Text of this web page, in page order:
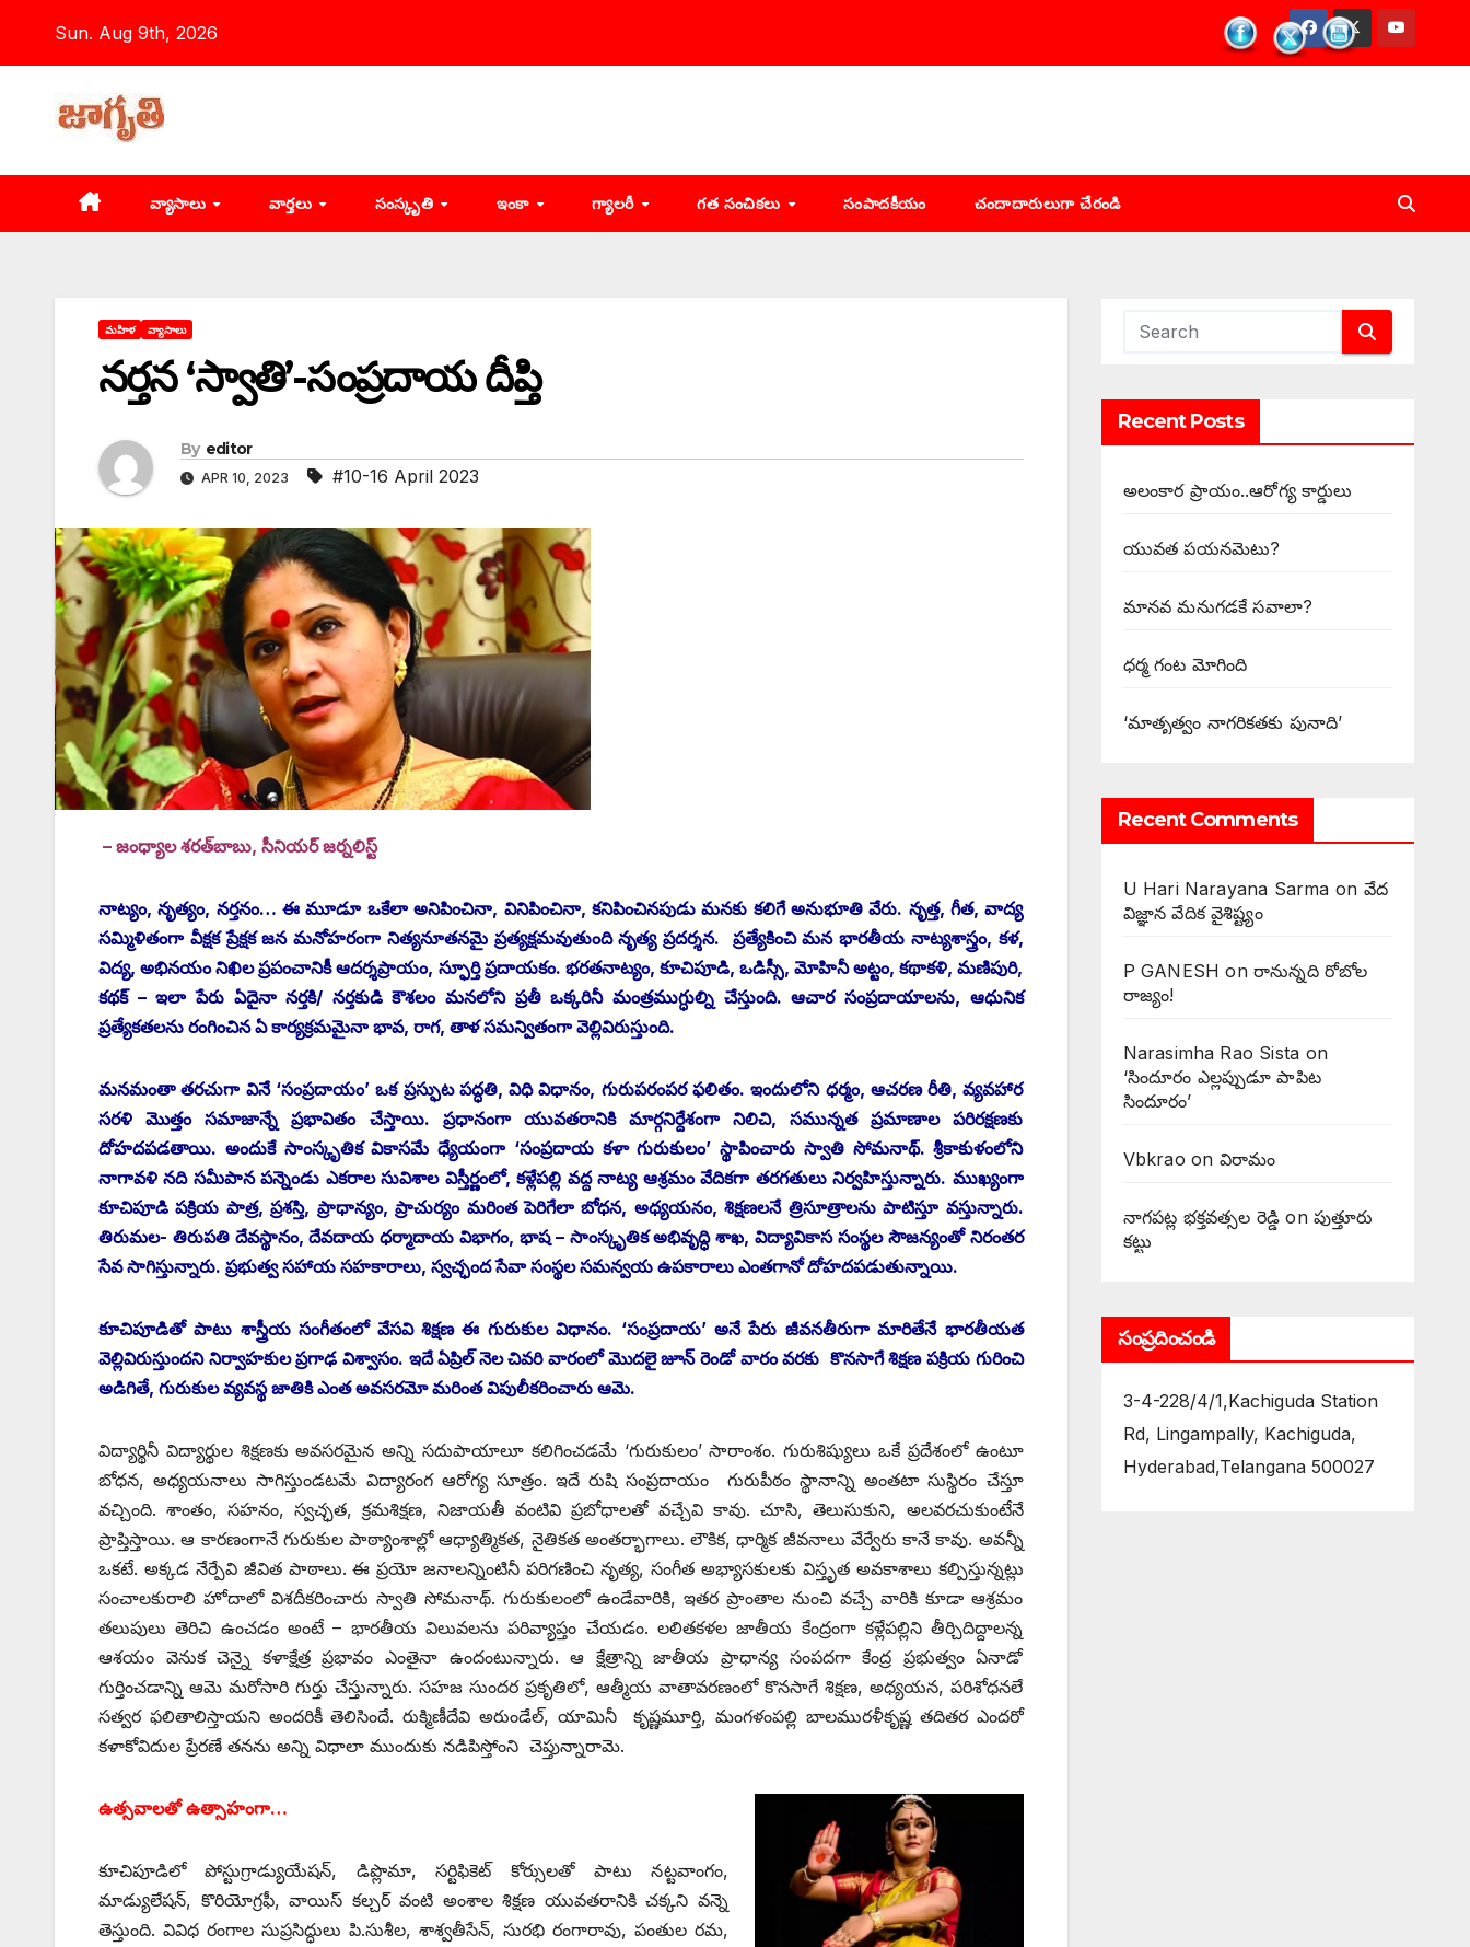
Sun. Aug 9th, 2026
వ్యాసాలు వార్తలు సంస్కృతి ఇంకా గ్యాలరీ గత సంచికలు సంపాదకీయం చందాదారులుగా చేరండి
మహిళ వ్యాసాలు
నర్తన ‘స్వాతి’-సంప్రదాయ దీప్తి
By editor
APR 10, 2023 #10-16 April 2023
– జంధ్యాల శరత్‌బాబు, సీనియర్‌ ‌జర్నలిస్ట్
నాట్యం, నృత్యం, నర్తనం… ఈ మూడూ ఒకేలా అనిపించినా, వినిపించినా, కనిపించినపుడు మనకు కలిగే అనుభూతి వేరు. నృత్త, గీత, వాద్య
సమ్మిళితంగా వీక్షక ప్రేక్షక జన మనోహరంగా నిత్యనూతనమై ప్రత్యక్షమవుతుంది నృత్య ప్రదర్శన. ప్రత్యేకించి మన భారతీయ నాట్యశాస్త్రం, కళ,
విద్య, అభినయం నిఖిల ప్రపంచానికీ ఆదర్శప్రాయం, స్ఫూర్తి ప్రదాయకం. భరతనాట్యం, కూచిపూడి, ఒడిస్సీ, మోహినీ అట్టం, కథాకళి, మణిపురి,
కథక్‌ – ఇలా పేరు ఏదైనా నర్తకి/ నర్తకుడి కౌశలం మనలోని ప్రతీ ఒక్కరినీ మంత్రముగ్ధుల్ని చేస్తుంది. ఆచార సంప్రదాయాలను, ఆధునిక
ప్రత్యేకతలను రంగించిన ఏ కార్యక్రమమైనా భావ, రాగ, తాళ సమన్వితంగా వెల్లివిరుస్తుంది.
మనమంతా తరచుగా వినే ‘సంప్రదాయం’ ఒక ప్రస్ఫుట పద్ధతి, విధి విధానం, గురుపరంపర ఫలితం. ఇందులోని ధర్మం, ఆచరణ రీతి, వ్యవహార
సరళి మొత్తం సమాజాన్నే ప్రభావితం చేస్తాయి. ప్రధానంగా యువతరానికి మార్గనిర్దేశంగా నిలిచి, సమున్నత ప్రమాణాల పరిరక్షణకు
దోహదపడతాయి. అందుకే సాంస్కృతిక వికాసమే ధ్యేయంగా ‘సంప్రదాయ కళా గురుకులం’ స్థాపించారు స్వాతి సోమనాథ్‌. శ్రీ‌కాకుళంలోని
నాగావళి నది సమీపాన పన్నెండు ఎకరాల సువిశాల విస్తీర్ణంలో, కళ్లేపల్లి వద్ద నాట్య ఆశ్రమం వేదికగా తరగతులు నిర్వహిస్తున్నారు. ముఖ్యంగా
కూచిపూడి పక్రియ పాత్ర, ప్రశస్తి, ప్రాధాన్యం, ప్రాచుర్యం మరింత పెరిగేలా బోధన, అధ్యయనం, శిక్షణలనే త్రిసూత్రాలను పాటిస్తూ వస్తున్నారు.
తిరుమల- తిరుపతి దేవస్థానం, దేవదాయ ధర్మాదాయ విభాగం, భాష – సాంస్కృతిక అభివృద్ధి శాఖ, విద్యావికాస సంస్థల సౌజన్యంతో నిరంతర
సేవ సాగిస్తున్నారు. ప్రభుత్వ సహాయ సహకారాలు, స్వచ్ఛంద సేవా సంస్థల సమన్వయ ఉపకారాలు ఎంతగానో దోహదపడుతున్నాయి.
కూచిపూడితో పాటు శాస్త్రీయ సంగీతంలో వేసవి శిక్షణ ఈ గురుకుల విధానం. ‘సంప్రదాయ’ అనే పేరు జీవనతీరుగా మారితేనే భారతీయత
వెల్లివిరుస్తుందని నిర్వాహకుల ప్రగాఢ విశ్వాసం. ఇదే ఏప్రిల్‌ ‌నెల చివరి వారంలో మొదలై జూన్‌ ‌రెండో వారం వరకు కొనసాగే శిక్షణ పక్రియ గురించి
అడిగితే, గురుకుల వ్యవస్థ జాతికి ఎంత అవసరమో మరింత విపులీకరించారు ఆమె.
విద్యార్థినీ విద్యార్థుల శిక్షణకు అవసరమైన అన్ని సదుపాయాలూ కలిగించడమే ‘గురుకులం’ సారాంశం. గురుశిష్యులు ఒకే ప్రదేశంలో ఉంటూ
బోధన, అధ్యయనాలు సాగిస్తుండటమే విద్యారంగ ఆరోగ్య సూత్రం. ఇదే రుషి సంప్రదాయం గురుపీఠం స్థానాన్ని అంతటా సుస్థిరం చేస్తూ
వచ్చింది. శాంతం, సహనం, స్వచ్ఛత, క్రమశిక్షణ, నిజాయతీ వంటివి ప్రబోధాలతో వచ్చేవి కావు. చూసి, తెలుసుకుని, అలవరచుకుంటేనే
ప్రాప్తిస్తాయి. ఆ కారణంగానే గురుకుల పాఠ్యాంశాల్లో ఆధ్యాత్మికత, నైతికత అంతర్భాగాలు. లౌకిక, ధార్మిక జీవనాలు వేర్వేరు కానే కావు. అవన్నీ
ఒకటే. అక్కడ నేర్పేవి జీవిత పాఠాలు. ఈ ప్రయో జనాలన్నింటినీ పరిగణించి నృత్య, సంగీత అభ్యాసకులకు విస్తృత అవకాశాలు కల్పిస్తున్నట్లు
సంచాలకురాలి హోదాలో విశదీకరించారు స్వాతి సోమనాథ్‌. ‌గురుకులంలో ఉండేవారికి, ఇతర ప్రాంతాల నుంచి వచ్చే వారికి కూడా ఆశ్రమం
తలుపులు తెరిచి ఉంచడం అంటే – భారతీయ విలువలను పరివ్యాప్తం చేయడం. లలితకళల జాతీయ కేంద్రంగా కళ్లేపల్లిని తీర్చిదిద్దాలన్న
ఆశయం వెనుక చెన్నై కళాక్షేత్ర ప్రభావం ఎంతైనా ఉందంటున్నారు. ఆ క్షేత్రాన్ని జాతీయ ప్రాధాన్య సంపదగా కేంద్ర ప్రభుత్వం ఏనాడో
గుర్తించడాన్ని ఆమె మరోసారి గుర్తు చేస్తున్నారు. సహజ సుందర ప్రకృతిలో, ఆత్మీయ వాతావరణంలో కొనసాగే శిక్షణ, అధ్యయన, పరిశోధనలే
సత్వర ఫలితాలిస్తాయని అందరికీ తెలిసిందే. రుక్మిణీదేవి అరుండేల్‌, ‌యామినీ కృష్ణమూర్తి, మంగళంపల్లి బాలమురళీకృష్ణ తదితర ఎందరో
కళాకోవిదుల ప్రేరణే తనను అన్ని విధాలా ముందుకు నడిపిస్తోంని చెప్తున్నారామె.
ఉత్సవాలతో ఉత్సాహంగా…
కూచిపూడిలో పోస్టుగ్రాడ్యుయేషన్‌, ‌డిప్లొమా, సర్టిఫికెట్‌ ‌కోర్సులతో పాటు నట్టవాంగం,
మాడ్యులేషన్‌, ‌కొరియోగ్రఫీ, వాయిస్‌ ‌కల్చర్‌ ‌వంటి అంశాల శిక్షణ యువతరానికి చక్కని వన్నె
తెస్తుంది. వివిధ రంగాల సుప్రసిద్ధులు పి.సుశీల, శాశ్వతీసేన్‌, ‌సురభి రంగారావు, పంతుల రమ,
Recent Posts
అలంకార ప్రాయం..ఆరోగ్య కార్డులు
యువత పయనమెటు?
మానవ మనుగడకే సవాలా?
ధర్మ గంట మోగింది
‘మాతృత్వం నాగరికతకు పునాది’
Recent Comments
U Hari Narayana Sarma on వేద
విజ్ఞాన వేదిక వైశిష్ట్యం
P GANESH on ‌రానున్నది రోబోల
రాజ్యం!
Narasimha Rao Sista on
‘సిందూరం ఎల్లప్పుడూ పాపిట
సిందూరం’
Vbkrao on విరామం
నాగపట్ల భక్తవత్సల రెడ్డి on పుత్తూరు
కట్టు
సంప్రదించండి
3-4-228/4/1,Kachiguda Station
Rd, Lingampally, Kachiguda,
Hyderabad,Telangana 500027